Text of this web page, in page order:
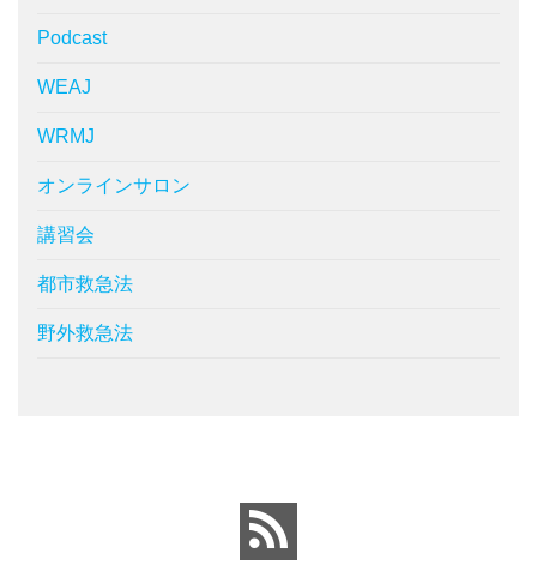
Podcast
WEAJ
WRMJ
オンラインサロン
講習会
都市救急法
野外救急法